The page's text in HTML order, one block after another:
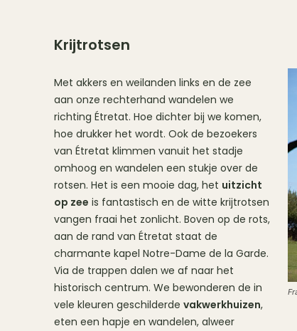
Krijtrotsen
Met akkers en weilanden links en de zee
aan onze rechterhand wandelen we
richting Étretat. Hoe dichter bij we komen,
hoe drukker het wordt. Ook de bezoekers
van Étretat klimmen vanuit het stadje
omhoog en wandelen een stukje over de
rotsen. Het is een mooie dag, het uitzicht
op zee is fantastisch en de witte krijtrotsen
vangen fraai het zonlicht. Boven op de rots,
aan de rand van Étretat staat de
charmante kapel Notre-Dame de la Garde.
Via de trappen dalen we af naar het
historisch centrum. We bewonderen de in
vele kleuren geschilderde vakwerkhuizen,
eten een hapje en wandelen, alweer